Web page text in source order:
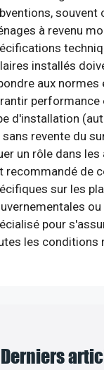
souvent
à revenu
installés
aux normes
performance
d'installation
sans revente du
un rôle dans
recommandé de
sur les
pour
les conditions
Derniers